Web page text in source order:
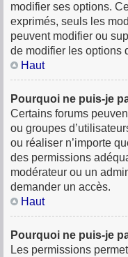
modifier ses options.
exprimés, seuls les
peuvent modifier ou
de modifier les options
Haut
Pourquoi ne puis-je
Certains forums
ou groupes
ou réaliser n’importe
des permissions
modérateur ou un
demander un accès.
Haut
Pourquoi ne puis-je
Les permissions